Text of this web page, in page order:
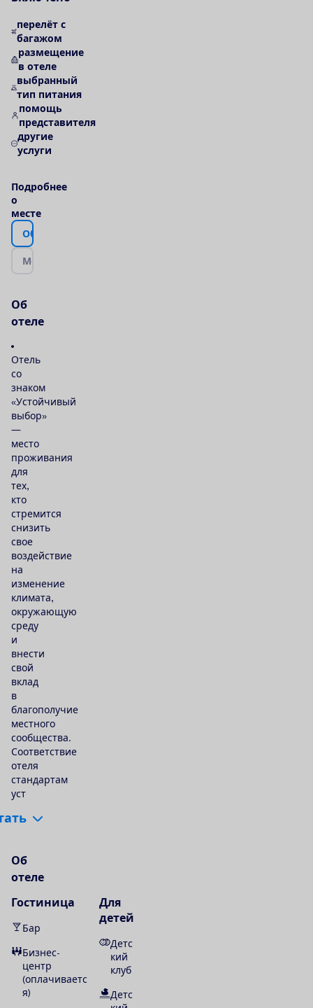
перелёт с
багажом
размещение
в отеле
выбранный
тип питания
помощь
представителя
другие
услуги
Подробнее
о
месте
Об
Ме
Об
отеле
Отель
со
знаком
«Устойчивый
выбор»
—
место
проживания
для
тех,
кто
стремится
снизить
свое
воздействие
на
изменение
климата,
окружающую
среду
и
внести
свой
вклад
в
благополучие
местного
сообщества.
Соответствие
отеля
стандартам
уст
ать
Об
отеле
Гостиница
Бар
Бизнес-
центр
(оплачиваетс
я)
Для
детей
Детс
кий
клуб
Детс